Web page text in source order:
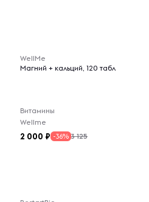
WellMe
Магний + кальций, 120 табл
Витамины
Wellme
2 000 -36% 3 125